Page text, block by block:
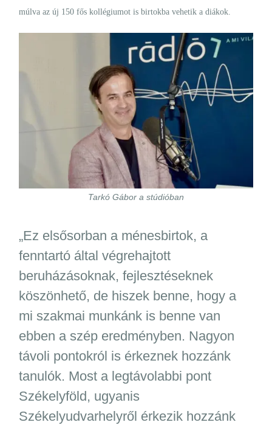
múlva az új 150 fős kollégiumot is birtokba vehetik a diákok.
Tarkó Gábor a stúdióban
„Ez elsősorban a ménesbirtok, a
fenntartó által végrehajtott
beruházásoknak, fejlesztéseknek
köszönhető, de hiszek benne, hogy a
mi szakmai munkánk is benne van
ebben a szép eredményben. Nagyon
távoli pontokról is érkeznek hozzánk
tanulók. Most a legtávolabbi pont
Székelyföld, ugyanis
Székelyudvarhelyről érkezik hozzánk